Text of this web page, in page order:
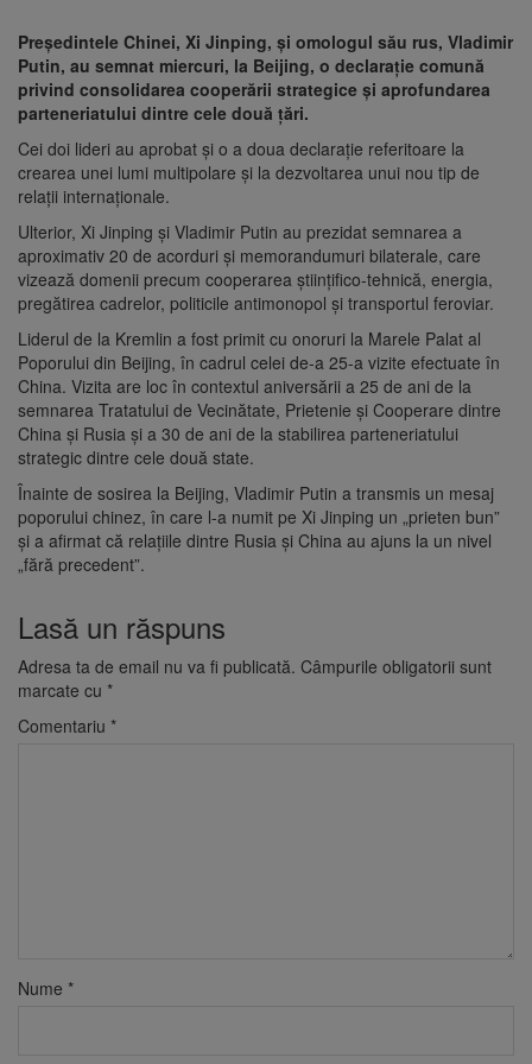
Președintele Chinei, Xi Jinping, și omologul său rus, Vladimir
Putin, au semnat miercuri, la Beijing, o declarație comună
privind consolidarea cooperării strategice și aprofundarea
parteneriatului dintre cele două țări.
Cei doi lideri au aprobat și o a doua declarație referitoare la
crearea unei lumi multipolare și la dezvoltarea unui nou tip de
relații internaționale.
Ulterior, Xi Jinping și Vladimir Putin au prezidat semnarea a
aproximativ 20 de acorduri și memorandumuri bilaterale, care
vizează domenii precum cooperarea științifico-tehnică, energia,
pregătirea cadrelor, politicile antimonopol și transportul feroviar.
Liderul de la Kremlin a fost primit cu onoruri la Marele Palat al
Poporului din Beijing, în cadrul celei de-a 25-a vizite efectuate în
China. Vizita are loc în contextul aniversării a 25 de ani de la
semnarea Tratatului de Vecinătate, Prietenie și Cooperare dintre
China și Rusia și a 30 de ani de la stabilirea parteneriatului
strategic dintre cele două state.
Înainte de sosirea la Beijing, Vladimir Putin a transmis un mesaj
poporului chinez, în care l-a numit pe Xi Jinping un „prieten bun”
și a afirmat că relațiile dintre Rusia și China au ajuns la un nivel
„fără precedent”.
Lasă un răspuns
Adresa ta de email nu va fi publicată. Câmpurile obligatorii sunt
marcate cu *
Comentariu *
Nume *